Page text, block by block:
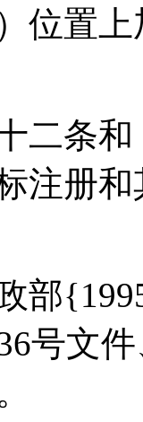
位置
二条
注册
部
号文